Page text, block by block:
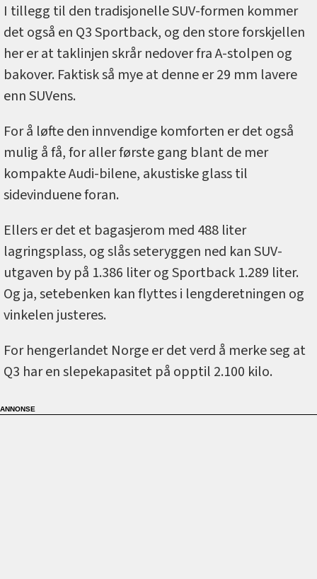
I tillegg til den tradisjonelle SUV-formen kommer
det også en Q3 Sportback, og den store forskjellen
her er at taklinjen skrår nedover fra A-stolpen og
bakover. Faktisk så mye at denne er 29 mm lavere
enn SUVens.
For å løfte den innvendige komforten er det også
mulig å få, for aller første gang blant de mer
kompakte Audi-bilene, akustiske glass til
sidevinduene foran.
Ellers er det et bagasjerom med 488 liter
lagringsplass, og slås seteryggen ned kan SUV-
utgaven by på 1.386 liter og Sportback 1.289 liter.
Og ja, setebenken kan flyttes i lengderetningen og
vinkelen justeres.
For hengerlandet Norge er det verd å merke seg at
Q3 har en slepekapasitet på opptil 2.100 kilo.